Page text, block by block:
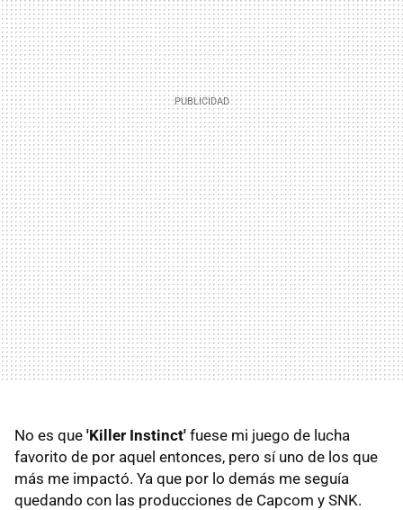
No es que 'Killer Instinct' fuese mi juego de lucha
favorito de por aquel entonces, pero sí uno de los que
más me impactó. Ya que por lo demás me seguía
quedando con las producciones de Capcom y SNK.